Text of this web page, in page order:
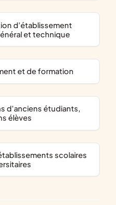
et technique
et de formation
élèves